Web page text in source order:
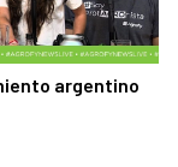
argentino